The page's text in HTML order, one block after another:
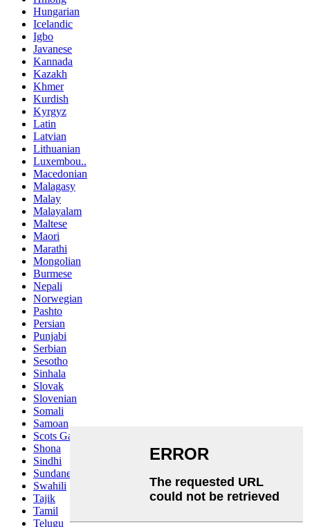
Hungarian
Icelandic
Igbo
Javanese
Kannada
Kazakh
Khmer
Kurdish
Kyrgyz
Latin
Latvian
Lithuanian
Luxembou..
Macedonian
Malagasy
Malay
Malayalam
Maltese
Maori
Marathi
Mongolian
Burmese
Nepali
Norwegian
Pashto
Persian
Punjabi
Serbian
Sesotho
Sinhala
Slovak
Slovenian
Somali
Samoan
Scots Gaelic
Shona
Sindhi
Sundanese
Swahili
Tajik
Tamil
Telugu